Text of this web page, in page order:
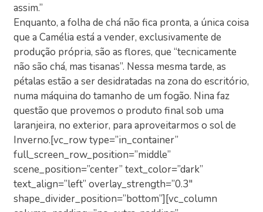
assim.”
Enquanto, a folha de chá não fica pronta, a única coisa
que a Camélia está a vender, exclusivamente de
produção própria, são as flores, que “tecnicamente
não são chá, mas tisanas”. Nessa mesma tarde, as
pétalas estão a ser desidratadas na zona do escritório,
numa máquina do tamanho de um fogão. Nina faz
questão que provemos o produto final sob uma
laranjeira, no exterior, para aproveitarmos o sol de
Inverno.[vc_row type=”in_container”
full_screen_row_position=”middle”
scene_position=”center” text_color=”dark”
text_align=”left” overlay_strength=”0.3″
shape_divider_position=”bottom”][vc_column